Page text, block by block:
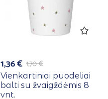
1,70€
1,36€
Vienkartiniai puodeliai
balti su žvaigždėmis 8
vnt.